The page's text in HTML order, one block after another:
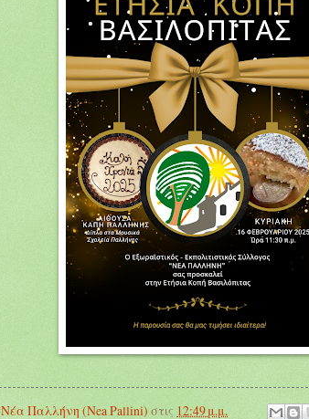
Νέα Παλλήνη (Nea Pallini) στις 12:49 μ.μ.